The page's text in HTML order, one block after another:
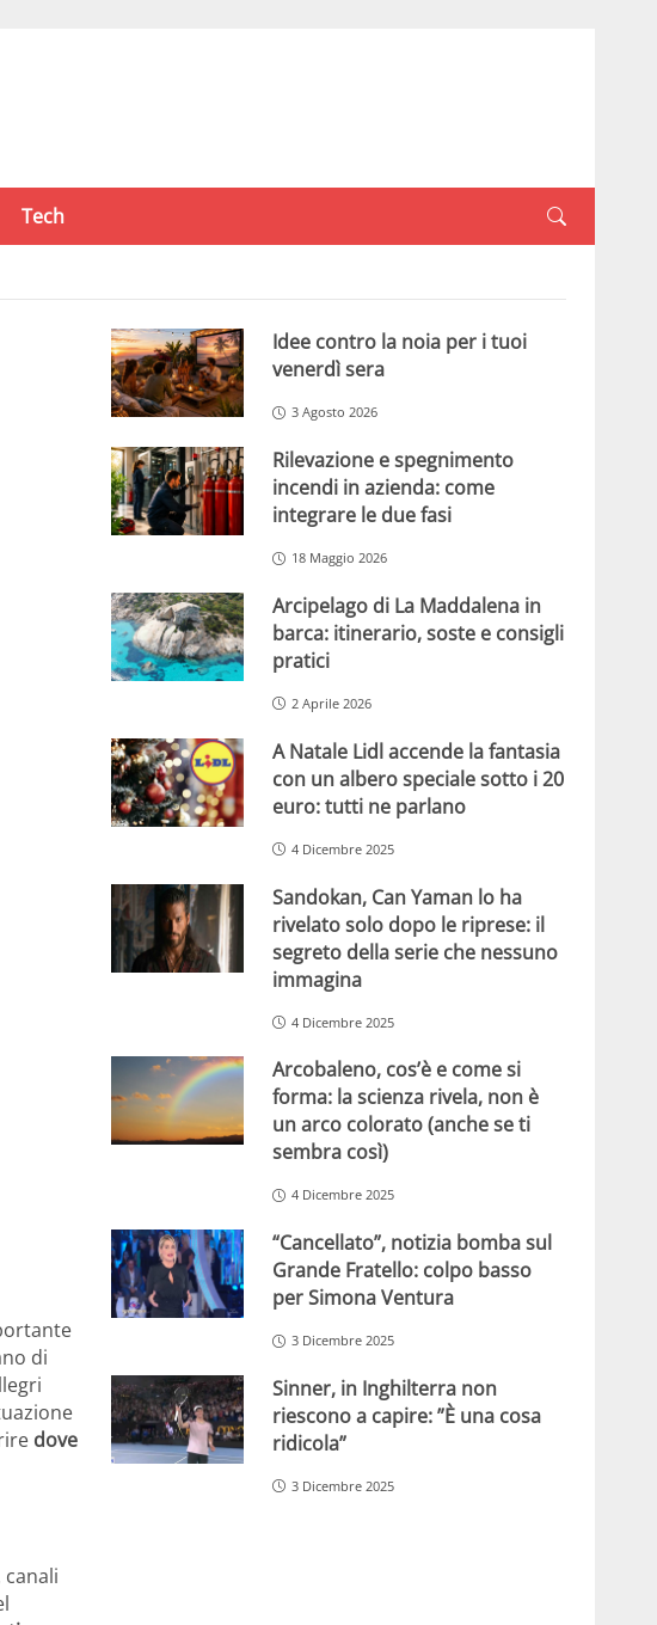
Tech
di
dove
Idee contro la noia per i tuoi
venerdì sera
3 Agosto 2026
Rilevazione e spegnimento
incendi in azienda: come
integrare le due fasi
18 Maggio 2026
Arcipelago di La Maddalena in
barca: itinerario, soste e consigli
pratici
2 Aprile 2026
A Natale Lidl accende la fantasia
con un albero speciale sotto i 20
euro: tutti ne parlano
4 Dicembre 2025
Sandokan, Can Yaman lo ha
rivelato solo dopo le riprese: il
segreto della serie che nessuno
immagina
4 Dicembre 2025
Arcobaleno, cos’è e come si
forma: la scienza rivela, non è
un arco colorato (anche se ti
sembra così)
4 Dicembre 2025
“Cancellato”, notizia bomba sul
Grande Fratello: colpo basso
per Simona Ventura
3 Dicembre 2025
Sinner, in Inghilterra non
riescono a capire: ”È una cosa
ridicola”
3 Dicembre 2025